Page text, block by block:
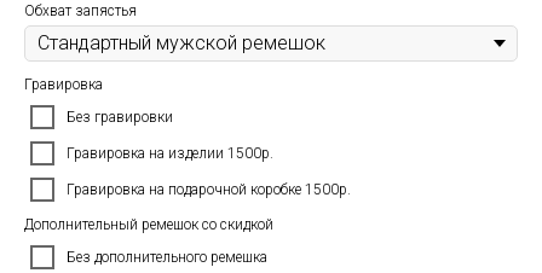
Обхват запястья
Гравировка
Без гравировки
Гравировка на изделии 1500р.
Гравировка на подарочной коробке 1500р.
Дополнительный ремешок со скидкой
Без дополнительного ремешка